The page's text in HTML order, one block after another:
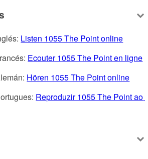
Listen 1055 The Point online
Ecouter 1055 The Point en ligne
Hören 1055 The Point online
Reproduzir 1055 The Point ao